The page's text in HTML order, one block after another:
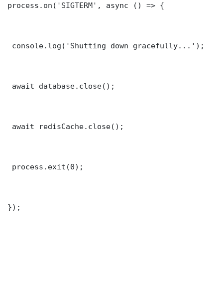
process.on('SIGTERM', async () => {
console.log('Shutting down gracefully...');
await database.close();
await redisCache.close();
process.exit(0);
});